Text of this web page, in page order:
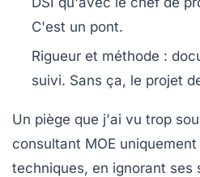
C'est un pont.
Rigueur et méthode :
suivi. Sans ça, le projet
Un piège que j'ai vu trop
consultant MOE uniquement
techniques, en ignorant ses